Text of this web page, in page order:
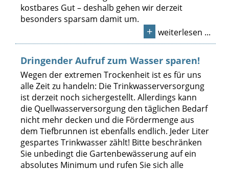
kostbares Gut – deshalb gehen wir derzeit
besonders sparsam damit um.
+ weiterlesen ...
Dringender Aufruf zum Wasser sparen!
Wegen der extremen Trockenheit ist es für uns
alle Zeit zu handeln: Die Trinkwasserversorgung
ist derzeit noch sichergestellt. Allerdings kann
die Quellwasserversorgung den täglichen Bedarf
nicht mehr decken und die Fördermenge aus
dem Tiefbrunnen ist ebenfalls endlich. Jeder Liter
gespartes Trinkwasser zählt! Bitte beschränken
Sie unbedingt die Gartenbewässerung auf ein
absolutes Minimum und rufen Sie sich alle